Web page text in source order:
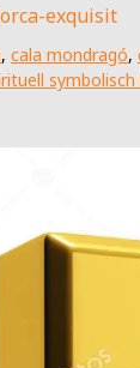
exquisit
, cala mondragó,